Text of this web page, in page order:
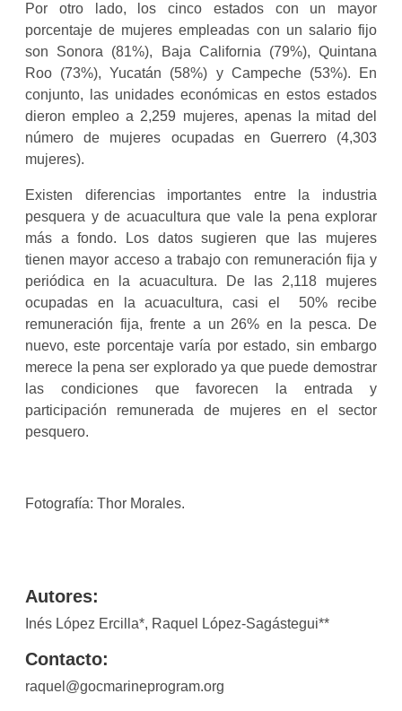
Por otro lado, los cinco estados con un mayor
porcentaje de mujeres empleadas con un salario fijo
son Sonora (81%), Baja California (79%), Quintana
Roo (73%), Yucatán (58%) y Campeche (53%). En
conjunto, las unidades económicas en estos estados
dieron empleo a 2,259 mujeres, apenas la mitad del
número de mujeres ocupadas en Guerrero (4,303
mujeres).
Existen diferencias importantes entre la industria
pesquera y de acuacultura que vale la pena explorar
más a fondo. Los datos sugieren que las mujeres
tienen mayor acceso a trabajo con remuneración fija y
periódica en la acuacultura. De las 2,118 mujeres
ocupadas en la acuacultura, casi el 50% recibe
remuneración fija, frente a un 26% en la pesca. De
nuevo, este porcentaje varía por estado, sin embargo
merece la pena ser explorado ya que puede demostrar
las condiciones que favorecen la entrada y
participación remunerada de mujeres en el sector
pesquero.
Fotografía: Thor Morales.
Autores:
Inés López Ercilla*, Raquel López-Sagástegui**
Contacto:
raquel@gocmarineprogram.org